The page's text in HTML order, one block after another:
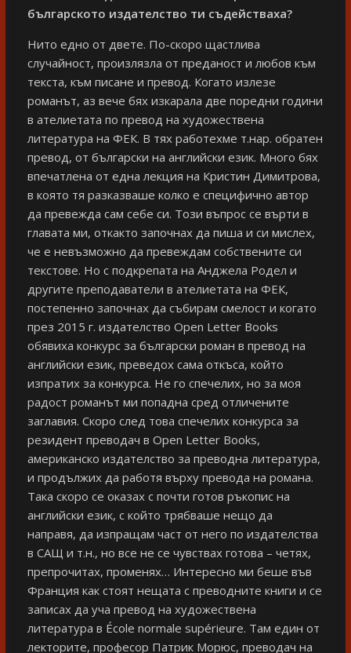
българското издателство ти съдействаха?
Нито едно от двете. По-скоро щастлива
случайност, произлязла от преданост и любов към
текста, към писане и превод. Когато излезе
романът, аз вече бях изкарала две поредни години
в ателиетата по превод на художествена
литература на ФЕК. В тях работехме т.нар. обратен
превод, от български на английски език. Много бях
впечатлена от една лекция на Кристин Димитрова,
в която тя разказваше колко е специфично автор
да превежда сам себе си. Този въпрос се върти в
главата ми, откакто започнах да пиша и си мислех,
че е невъзможно да превеждам собствените си
текстове. Но с подкрепата на Анджела Родел и
другите преподаватели в ателиетата на ФЕК,
постепенно започнах да събирам смелост и когато
през 2015 г. издателство Open Letter Books
обявиха конкурс за български роман в превод на
английски език, преведох сама откъса, който
изпратих за конкурса. Не го спечелих, но за моя
радост романът ми попадна сред отличените
заглавия. Скоро след това спечелих конкурса за
резидент преводач в Open Letter Books,
американско издателство за преводна литература,
и продължих да работя върху превода на романа.
Така скоро се оказах с почти готов ръкопис на
английски език, с който трябваше нещо да
направя, да изпращам част от него по издателства
в САЩ и т.н., но все не се чувствах готова – четях,
препрочитах, променях… Интересно ми беше във
Франция как стоят нещата с преводните книги и се
записах да уча превод на художествена
литература в École normale supérieure. Там един от
лекторите, професор Патрик Морюс, преводач на